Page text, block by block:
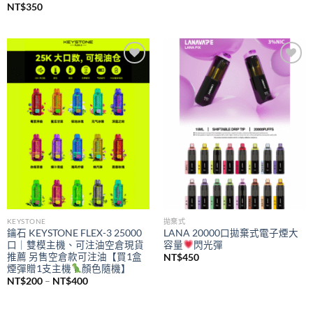
評分5.00
NT$350
Add to
wishlist
KEYSTONE
鑰石 KEYSTONE FLEX-3 25000
口｜雙模主機、可注油空倉現貨
推薦 另售空倉款可注油【買1盒
煙彈贈1支主機
顏色隨機】
NT$200 – NT$400價
Add to
wishlist
拋棄式
LANA 20000口拋棄式電子煙大
容量
閃光彈
NT$450